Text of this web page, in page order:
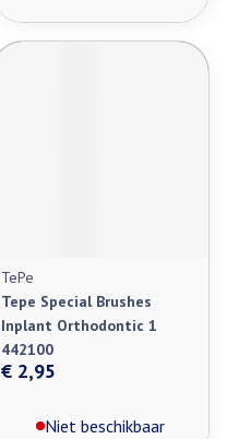
TePe
Tepe Special Brushes
Inplant Orthodontic 1
442100
€ 2,95
Niet beschikbaar